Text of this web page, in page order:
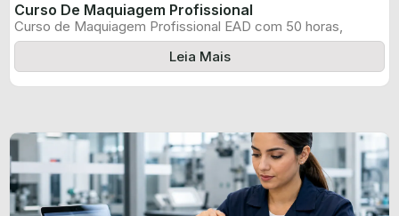
Curso De Maquiagem Profissional
Curso de Maquiagem Profissional EAD com 50 horas,
certificado informado pelo produtor e ...
Leia Mais